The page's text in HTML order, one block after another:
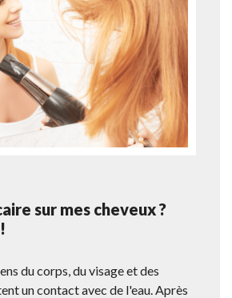
sur mes cheveux ?
du corps, du visage et des
un contact avec de l'eau. Après